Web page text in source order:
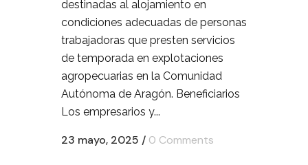
destinadas al alojamiento en
condiciones adecuadas de personas
trabajadoras que presten servicios
de temporada en explotaciones
agropecuarias en la Comunidad
Autónoma de Aragón. Beneficiarios
Los empresarios y...
23 mayo, 2025 / 0 Comments